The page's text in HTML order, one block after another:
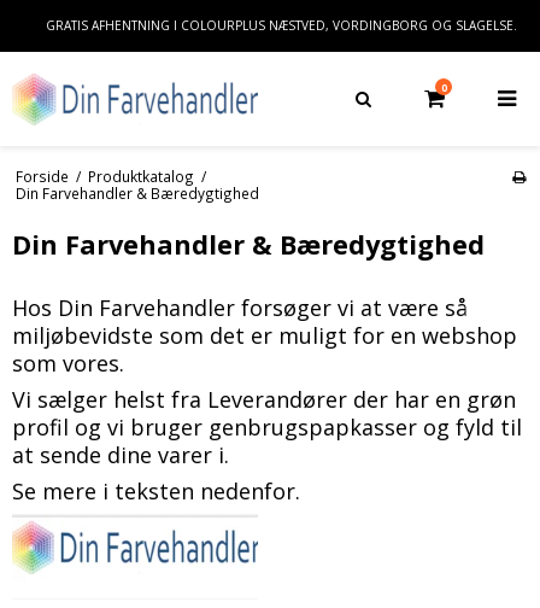
GRATIS AFHENTNING I COLOURPLUS NÆSTVED, VORDINGBORG OG SLAGELSE.
0
Forside / Produktkatalog /
Din Farvehandler & Bæredygtighed
Din Farvehandler & Bæredygtighed
Hos Din Farvehandler forsøger vi at være så
miljøbevidste som det er muligt for en webshop
som vores.
Vi sælger helst fra Leverandører der har en grøn
profil og vi bruger genbrugspapkasser og fyld til
at sende dine varer i.
Se mere i teksten nedenfor.